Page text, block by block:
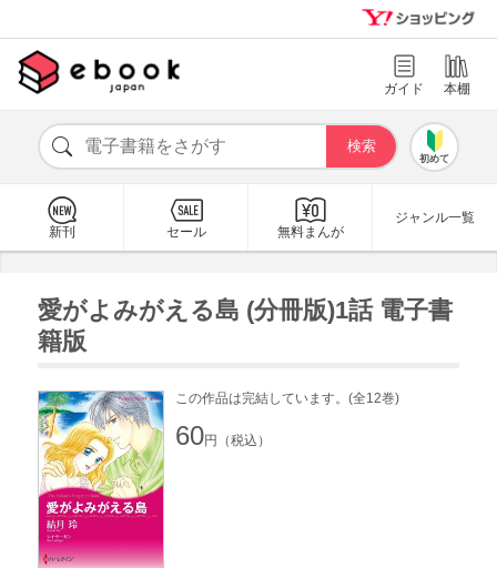
ガイド 本棚
初めて
新刊 セール 無料まんが
ジャンル一覧
愛がよみがえる島 (分冊版)1話 電子書
籍版
この作品は完結しています。(全12巻)
60円（税込）